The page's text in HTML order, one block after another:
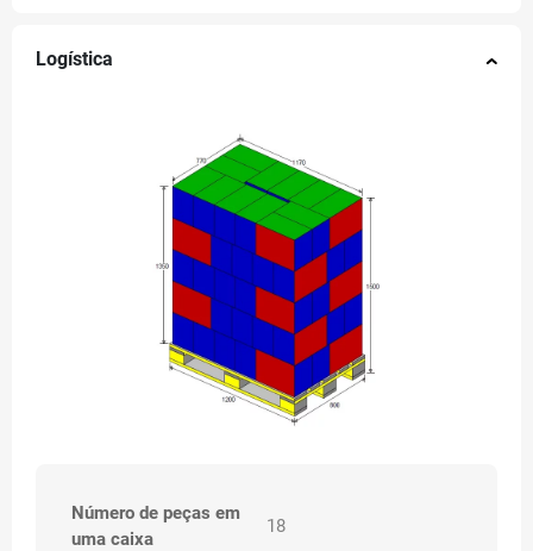
Logística
Número de peças em
uma caixa
18